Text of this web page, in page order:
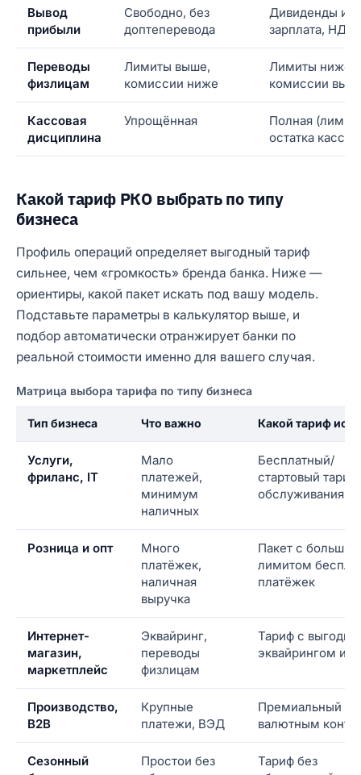
Вывод
прибыли
Свободно, без
доптеперевода
Дивиденды
зарплата,
Переводы
физлицам
Лимиты выше,
комиссии ниже
Лимиты ниже,
комиссии
Кассовая
дисциплина
Упрощённая
Полная (лимит
остатка кассы)
Какой тариф РКО выбрать по типу
бизнеса
Профиль операций определяет выгодный тариф
сильнее, чем «громкость» бренда банка. Ниже —
ориентиры, какой пакет искать под вашу модель.
Подставьте параметры в калькулятор выше, и
подбор автоматически отранжирует банки по
реальной стоимости именно для вашего случая.
Матрица выбора тарифа по типу бизнеса
Тип бизнеса Что важно Какой тариф
Услуги,
фриланс, IT
Мало
платежей,
минимум
наличных
Бесплатный/
стартовый
обслуживания
Розница и опт
Много
платёжек,
наличная
выручка
Пакет с большим
лимитом
платёжек
Интернет-
магазин,
маркетплейс
Эквайринг,
переводы
физлицам
Тариф с
эквайрингом и
Производство,
B2B
Крупные
платежи, ВЭД
Премиальный
валютным
Сезонный
Простои без
Тариф без